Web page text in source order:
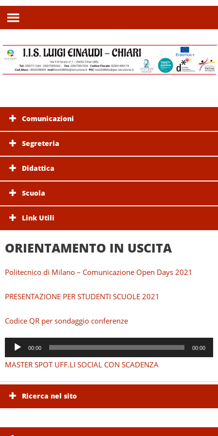
Comunicazioni
Segreteria
Didattica
Scuola
Link Utili
ORIENTAMENTO IN USCITA
Politecnico di Milano – Comunicazione Open Days 2021
PRESENTAZIONE PER STUDENTI SCUOLE 2021
Codice QR per sondaggio conferenze
Audio
Player
00:00 00:00
MASTER SPOT UFF.LI SOCIAL CON SCADENZA
Ricerca nel sito